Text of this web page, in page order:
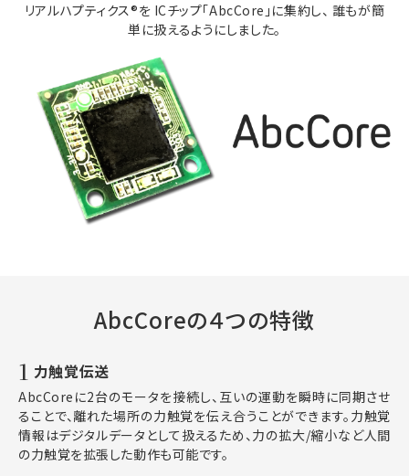
リアルハプティクス®︎を ICチップ「AbcCore」に集約し、 誰もが簡
単に扱えるようにしました。
AbcCoreの４つの特徴
1 力触覚伝送
AbcCoreに2台のモータを接続し、互いの運動を瞬時に同期させ
ることで、離れた場所の力触覚を伝え合うことができます。力触覚
情報はデジタルデータとして扱えるため、力の拡大/縮小など人間
の力触覚を拡張した動作も可能です。